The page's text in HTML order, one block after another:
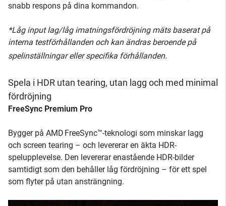
snabb respons på dina kommandon.
*Låg input lag/låg imatningsfördröjning mäts baserat på
interna testförhållanden och kan ändras beroende på
spelinställningar eller specifika förhållanden.
Spela i HDR utan tearing, utan lagg och med minimal
fördröjning
FreeSync Premium Pro
Bygger på AMD FreeSync™-teknologi som minskar lagg
och screen tearing – och levererar en äkta HDR-
spelupplevelse. Den levererar enastående HDR-bilder
samtidigt som den behåller låg fördröjning – för ett spel
som flyter på utan ansträngning.